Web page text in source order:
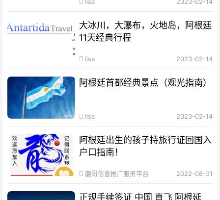
大冰川，大瀑布，火地岛，阿根廷
11天经典行程
lisa 2023-02-14
阿根廷首都经典景点（观光指南）
lisa 2023-02-14
阿根廷出生的孩子持旅行证回国入
户口指南！
龍哥信息推广服务平台 2022-08-31
正规手续签证 中国 直飞 阿根延